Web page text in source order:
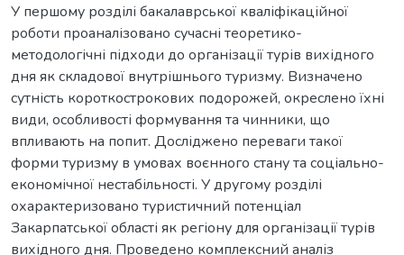
У першому розділі бакалаврської кваліфікаційної
роботи проаналізовано сучасні теоретико-
методологічні підходи до організації турів вихідного
дня як складової внутрішнього туризму. Визначено
сутність короткострокових подорожей, окреслено їхні
види, особливості формування та чинники, що
впливають на попит. Досліджено переваги такої
форми туризму в умовах воєнного стану та соціально-
економічної нестабільності. У другому розділі
охарактеризовано туристичний потенціал
Закарпатської області як регіону для організації турів
вихідного дня. Проведено комплексний аналіз